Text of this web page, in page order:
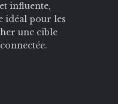
influente,
idéal pour les
une cible